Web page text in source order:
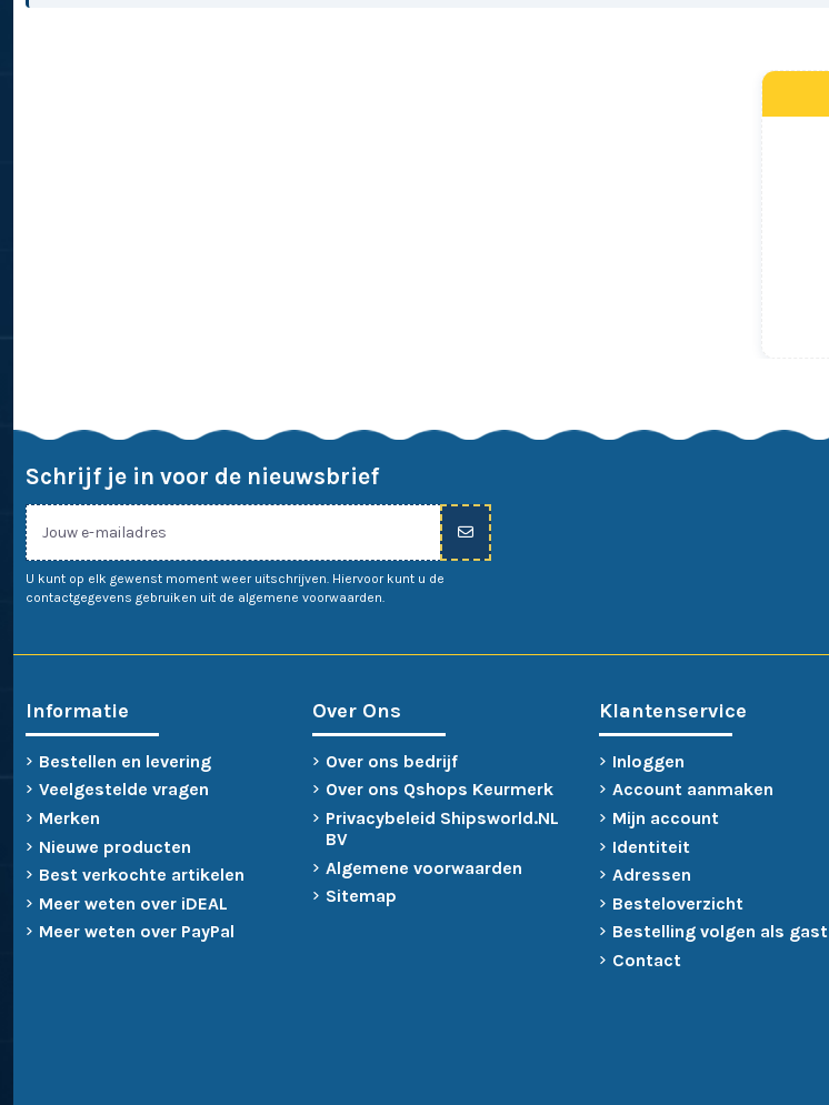
Schrijf je in voor de nieuwsbrief
U kunt op elk gewenst moment weer uitschrijven. Hiervoor kunt u de
contactgegevens gebruiken uit de algemene voorwaarden.
Informatie
Bestellen en levering
Veelgestelde vragen
Merken
Nieuwe producten
Best verkochte artikelen
Meer weten over iDEAL
Meer weten over PayPal
Over Ons
Over ons bedrijf
Over ons Qshops Keurmerk
Privacybeleid Shipsworld.NL
BV
Algemene voorwaarden
Sitemap
Klantenservice
Inloggen
Account aanmaken
Mijn account
Identiteit
Adressen
Besteloverzicht
Bestelling volgen als gast
Contact